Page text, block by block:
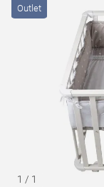
1 / 1
Outlet